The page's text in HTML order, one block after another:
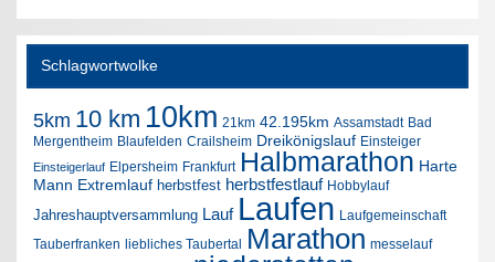
Schlagwortwolke
5km 10 km 10km 21km 42.195km Assamstadt Bad
Mergentheim Blaufelden Crailsheim Dreikönigslauf Einsteiger
Einsteigerlauf Elpersheim Frankfurt Halbmarathon Harte
Mann Extremlauf herbstfest herbstfestlauf Hobbylauf
Jahreshauptversammlung Lauf Laufen
Laufgemeinschaft
Tauberfranken
liebliches Taubertal Marathon messelauf